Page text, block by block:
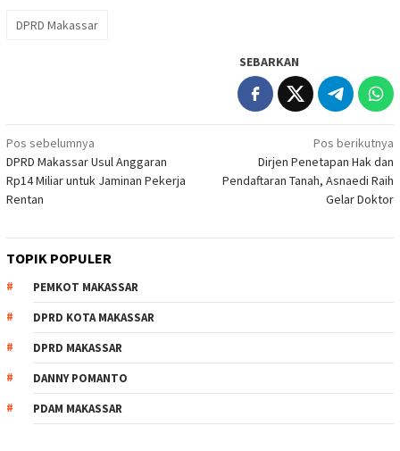
DPRD Makassar
SEBARKAN
Navigasi
pos
Pos sebelumnya
DPRD Makassar Usul Anggaran
Rp14 Miliar untuk Jaminan Pekerja
Rentan
Pos berikutnya
Dirjen Penetapan Hak dan
Pendaftaran Tanah, Asnaedi Raih
Gelar Doktor
TOPIK POPULER
PEMKOT MAKASSAR
DPRD KOTA MAKASSAR
DPRD MAKASSAR
DANNY POMANTO
PDAM MAKASSAR